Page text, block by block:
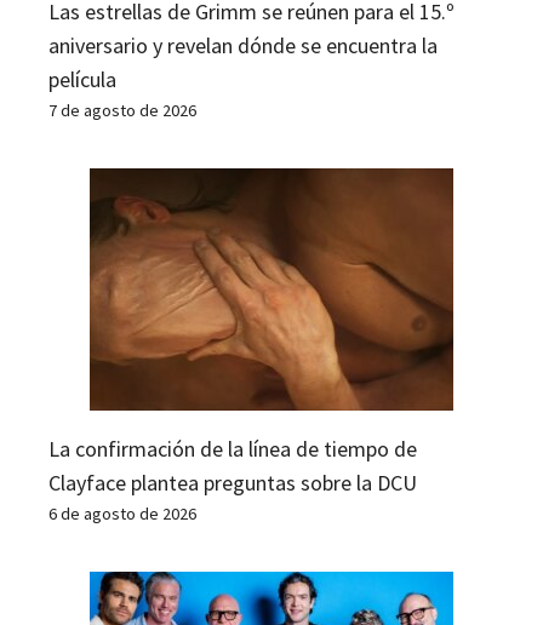
Las estrellas de Grimm se reúnen para el 15.º
aniversario y revelan dónde se encuentra la
película
7 de agosto de 2026
La confirmación de la línea de tiempo de
Clayface plantea preguntas sobre la DCU
6 de agosto de 2026